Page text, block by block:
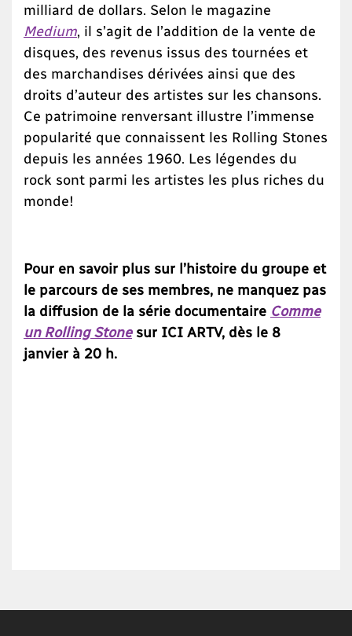
milliard de dollars. Selon le magazine
Medium, il s’agit de l’addition de la vente de
disques, des revenus issus des tournées et
des marchandises dérivées ainsi que des
droits d’auteur des artistes sur les chansons.
Ce patrimoine renversant illustre l’immense
popularité que connaissent les Rolling Stones
depuis les années 1960. Les légendes du
rock sont parmi les artistes les plus riches du
monde!
Pour en savoir plus sur l’histoire du groupe et
le parcours de ses membres, ne manquez pas
la diffusion de la série documentaire Comme
un Rolling Stonesur ICI ARTV, dès le 8
janvier à 20 h.